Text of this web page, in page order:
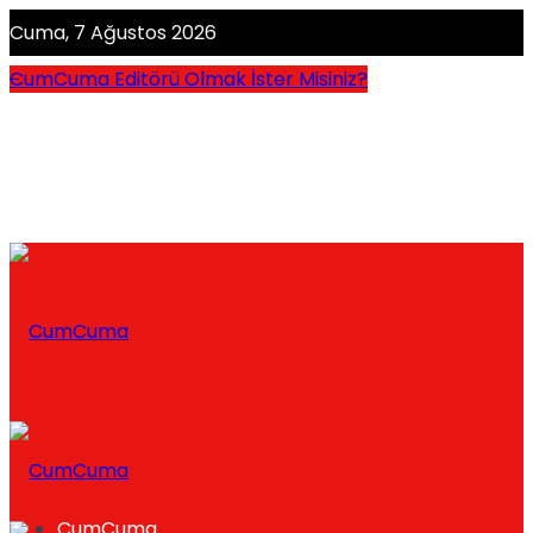
Cuma, 7 Ağustos 2026
CumCuma Editörü Olmak İster Misiniz?